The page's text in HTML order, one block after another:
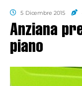
5 Dicembre 2015
Anziana
piano